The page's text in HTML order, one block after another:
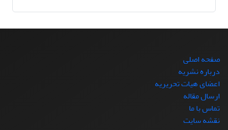
صفحه اصلی
درباره نشریه
اعضای هیات تحریریه
ارسال مقاله
تماس با ما
نقشه سایت